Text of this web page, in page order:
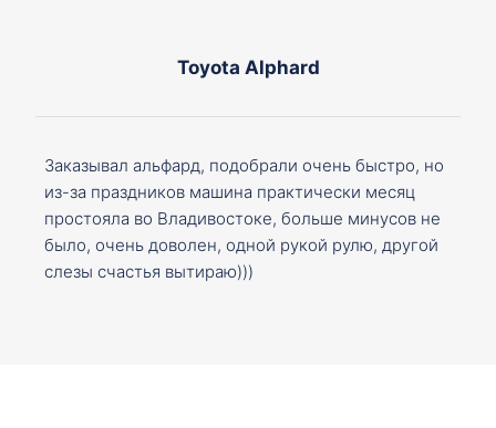
Toyota Alphard
Заказывал альфард, подобрали очень быстро, но
из-за праздников машина практически месяц
простояла во Владивостоке, больше минусов не
было, очень доволен, одной рукой рулю, другой
слезы счастья вытираю)))